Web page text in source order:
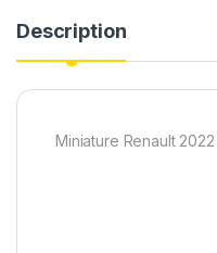
Description
Miniature Renault 2022